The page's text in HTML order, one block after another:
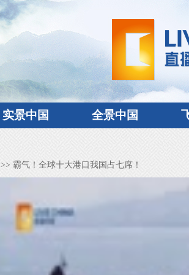
实景中国 全景中国
>> 霸气！全球十大港口我国占七席！